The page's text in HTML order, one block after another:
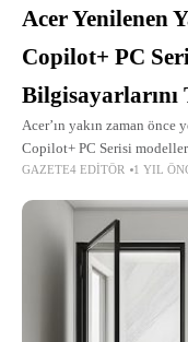
Acer Yenilenen
Copilot+ PC
Bilgisayarlarını
Acer’ın yakın zaman
Copilot+ PC Serisi
Türkiye’de satışa sunuldu.
GAZETE4 EDITÖR 1 YIL